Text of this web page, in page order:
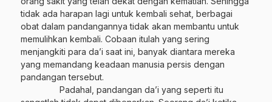
tidak ada harapan lagi untuk kembali sehat, berbagai
obat dalam pandangannya tidak akan membantu untuk
memulihkan kembali. Cobaan itulah yang sering
menjangkiti para da’i saat ini, banyak diantara mereka
yang memandang keadaan manusia persis dengan
pandangan tersebut.
Padahal, pandangan da’i yang seperti itu